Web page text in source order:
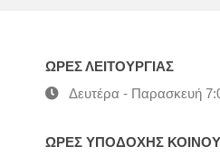
ΩΡΕΣ ΛΕΙΤΟΥΡΓΙΑΣ
Δευτέρα - Παρασκευή
ΩΡΕΣ ΥΠΟΔΟΧΗΣ ΚΟΙΝΟΥ